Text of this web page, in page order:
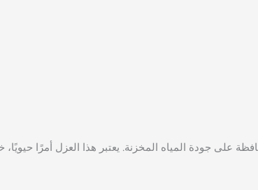
على جودة المياه المخزنة. يعتبر هذا العزل أمرًا